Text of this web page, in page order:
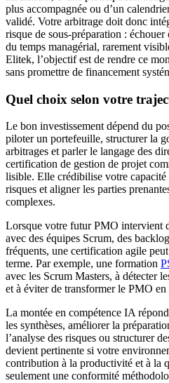
plus accompagnée ou d’un
validé. Votre arbitrage doit donc
risque de sous-préparation :
du temps managérial, rarement
Elitek, l’objectif est de rendre ce
sans promettre de financement
Quel choix selon votre
Le bon investissement dépend du
piloter un portefeuille, structurer la
arbitrages et parler le langage des
certification de gestion de projet
lisible. Elle crédibilise votre
risques et aligner les parties
complexes.
Lorsque votre futur PMO intervient
avec des équipes Scrum, des
fréquents, une certification agile
terme. Par exemple, une formation
avec les Scrum Masters, à détecter
et à éviter de transformer le PMO
La montée en compétence IA
les synthèses, améliorer la
l’analyse des risques ou structurer
devient pertinente si votre
contribution à la productivité et à la
seulement une conformité